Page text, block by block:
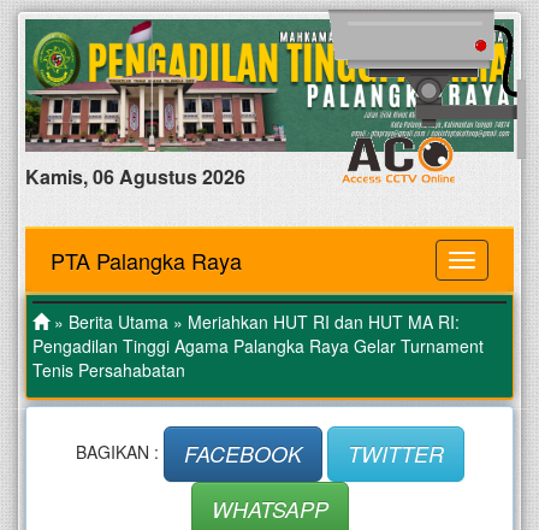
Kamis, 06 Agustus 2026
MENU
PTA Palangka Raya
» Berita Utama » Meriahkan HUT RI dan HUT MA RI:
Pengadilan Tinggi Agama Palangka Raya Gelar Turnament
Tenis Persahabatan
BAGIKAN : FACEBOOK
TWITTER
WHATSAPP